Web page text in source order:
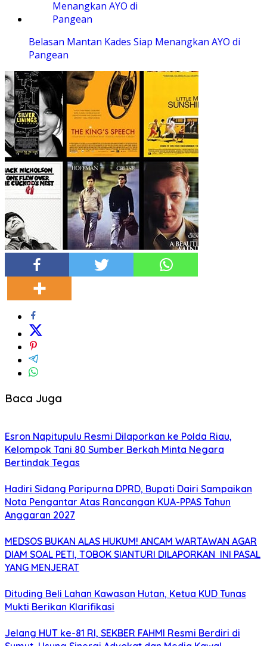
Belasan Mantan Kades Siap Menangkan AYO di
Pangean
Baca Juga
Esron Napitupulu Resmi Dilaporkan ke Polda Riau,
Kelompok Tani 80 Sumber Berkah Minta Negara
Bertindak Tegas
Hadiri Sidang Paripurna DPRD, Bupati Dairi Sampaikan
Nota Pengantar Atas Rancangan KUA-PPAS Tahun
Anggaran 2027
MEDSOS BUKAN ALAS HUKUM! ANCAM WARTAWAN AGAR
DIAM SOAL PETI, TOBOK SIANTURI DILAPORKAN INI PASAL
YANG MENJERAT
Dituding Beli Lahan Kawasan Hutan, Ketua KUD Tunas
Mukti Berikan Klarifikasi
Jelang HUT ke-81 RI, SEKBER FAHMI Resmi Berdiri di